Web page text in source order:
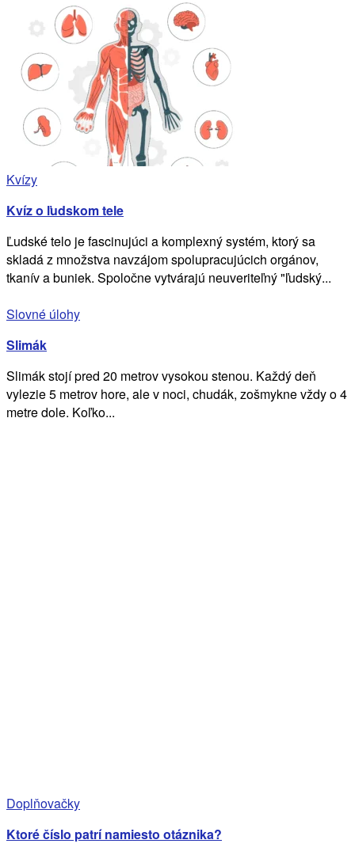
Kvízy
Kvíz o ľudskom tele
Ľudské telo je fascinujúci a komplexný systém, ktorý sa
skladá z množstva navzájom spolupracujúcich orgánov,
tkanív a buniek. Spoločne vytvárajú neuveriteľný "ľudský...
Slovné úlohy
Slimák
Slimák stojí pred 20 metrov vysokou stenou. Každý deň
vylezie 5 metrov hore, ale v noci, chudák, zošmykne vždy o 4
metre dole. Koľko...
Doplňovačky
Ktoré číslo patrí namiesto otáznika?